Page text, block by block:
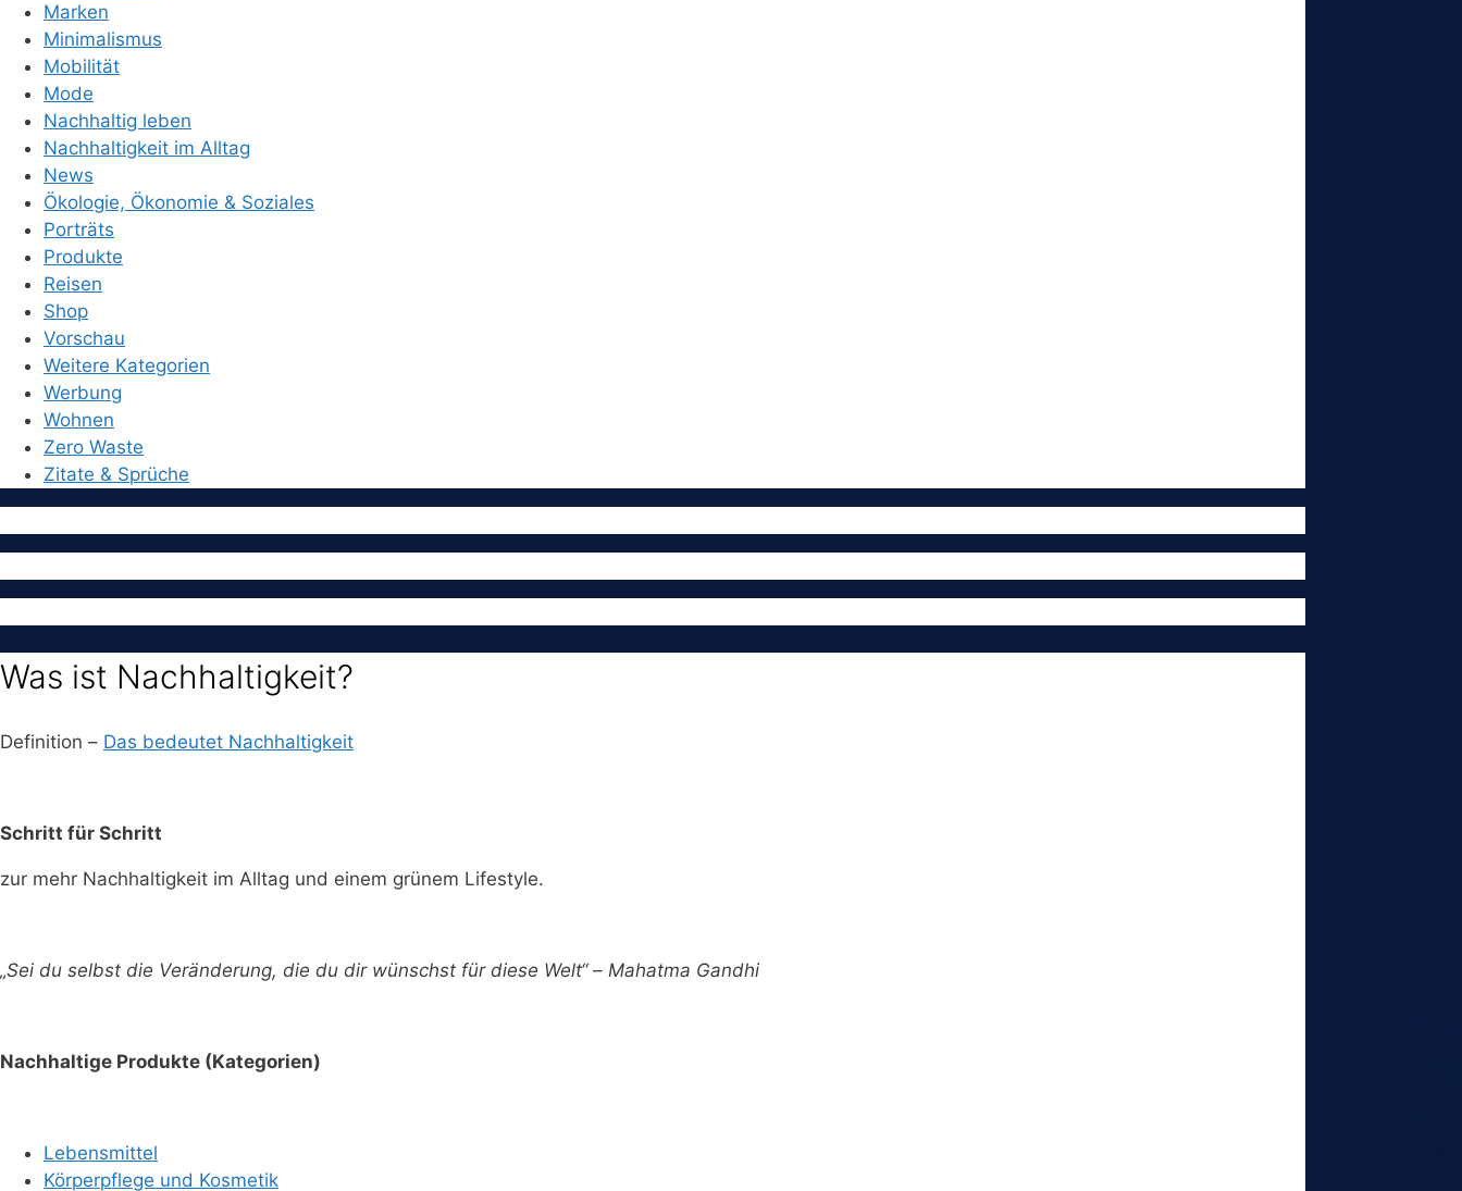
Marken
Minimalismus
Mobilität
Mode
Nachhaltig leben
Nachhaltigkeit im Alltag
News
Ökologie, Ökonomie & Soziales
Porträts
Produkte
Reisen
Shop
Vorschau
Weitere Kategorien
Werbung
Wohnen
Zero Waste
Zitate & Sprüche
Was ist Nachhaltigkeit?
Definition – Das bedeutet Nachhaltigkeit
Schritt für Schritt
zur mehr Nachhaltigkeit im Alltag und einem grünem Lifestyle.
„Sei du selbst die Veränderung, die du dir wünschst für diese Welt“ – Mahatma Gandhi
Nachhaltige Produkte (Kategorien)
Lebensmittel
Körperpflege und Kosmetik